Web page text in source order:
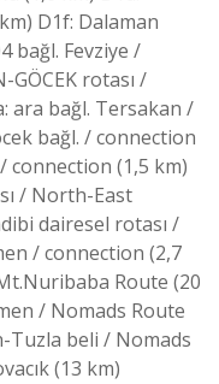
D1f: Dalaman
bağl. Fevziye /
rotası /
ara bağl. Tersakan /
bağl. / connection
connection (1,5 km)
/ North-East
dairesel rotası /
/ connection (2,7
Route (20
/ Nomads Route
Tuzla beli / Nomads
(13 km)